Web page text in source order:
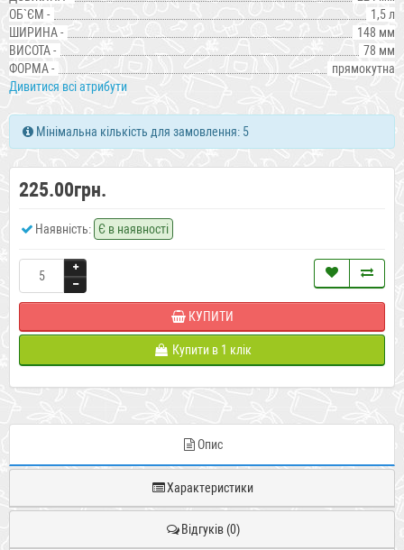
ОБ`ЄМ -
1,5 л
ШИРИНА -
148 мм
ВИСОТА -
78 мм
ФОРМА -
прямокутна
Дивитися всі атрибути
Мінімальна кількість для замовлення: 5
225.00грн.
Наявність: Є в наявності
КУПИТИ
Купити в 1 клік
Опис
Характеристики
Відгуків (0)